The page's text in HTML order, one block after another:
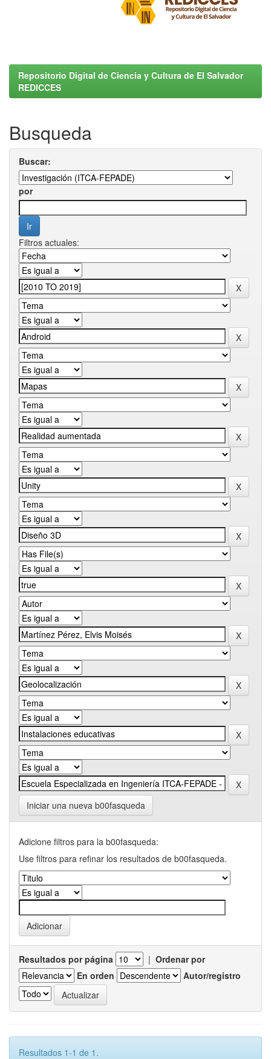
Repositorio Digital de Ciencia y Cultura de El Salvador
REDICCES
Busqueda
Buscar:
por
Filtros actuales:
Iniciar una nueva b00fasqueda
Adicione filtros para la b00fasqueda:
Use filtros para refinar los resultados de b00fasqueda.
Resultados por página | Ordenar por
En orden
Autor/registro
Resultados 1-1 de 1.